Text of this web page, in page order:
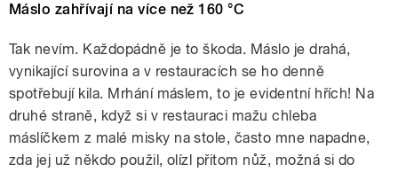
Máslo zahřívají na více než 160 °C
Tak nevím. Každopádně je to škoda. Máslo je drahá,
vynikající surovina a v restauracích se ho denně
spotřebují kila. Mrhání máslem, to je evidentní hřích! Na
druhé straně, když si v restauraci mažu chleba
máslíčkem z malé misky na stole, často mne napadne,
zda jej už někdo použil, olízl přitom nůž, možná si do